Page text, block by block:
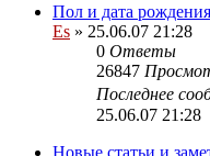
Пол и дата рождения
Es » 25.06.07 21:28
0 Ответы
26847
Последнее
25.06.07 21:28
Новые статьи и